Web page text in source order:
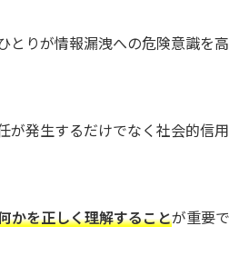
とりが情報漏洩への危険意識を
が発生するだけでなく社会的信
かを正しく理解することが重要で